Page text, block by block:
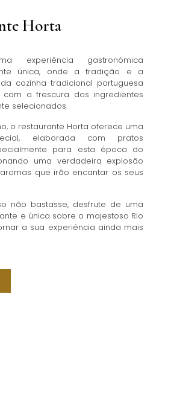
Horta
experiência gastronómica
única, onde a tradição e a
cozinha tradicional portuguesa
com a frescura dos ingredientes
selecionados.
o restaurante Horta oferece uma
elaborada com pratos
para esta época do
uma verdadeira explosão
que irão encantar os seus
não bastasse, desfrute de uma
e única sobre o majestoso Rio
a sua experiência ainda mais